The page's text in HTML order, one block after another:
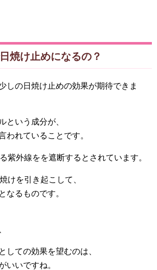
焼け止めになるの？
しの日焼け止めの効果が期待できま
という成分が、
われていることです。
紫外線をを遮断するとされています。
けを引き起こして、
なるものです。
しての効果を望むのは、
いいですね。